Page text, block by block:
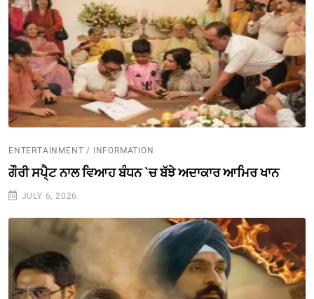
ENTERTAINMENT / INFORMATION
ਗੌਰੀ ਸਪੈ੍ਟ ਨਾਲ ਵਿਆਹ ਬੰਧਨ `ਚ ਬੱਝੇ ਅਦਾਕਾਰ ਆਮਿਰ ਖਾਨ
JULY 6, 2026